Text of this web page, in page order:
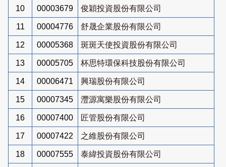
10 00003679 俊穎投資股份有限公司
11 00004776 舒晟企業股份有限公司
12 00005368 斑斑天使投資股份有限公司
13 00005705 杯思特環保科技股份有限公司
14 00006471 興瑞股份有限公司
15 00007345 灃源寓樂股份有限公司
16 00007400 匠管股份有限公司
17 00007422 之維股份有限公司
18 00007555 泰緯投資股份有限公司